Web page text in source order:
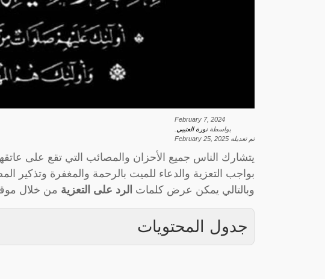
February 7, 2024
بواسطةنورة العتيبي
تم تعديله February 25, 2025
يتشارك الناس جميع الأحزان والمصائب التي تقع على
بواجب التعزية والدعاء للميت بالرحمة والمغفرة وتذكير
وبالتالي يمكن عرض كلمات الرد على التعزية من خلال
جدول المحتويات